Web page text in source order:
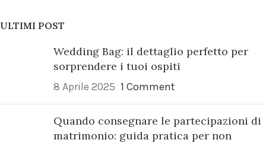
ULTIMI POST
Wedding Bag: il dettaglio perfetto per
sorprendere i tuoi ospiti
8 Aprile 2025 1 Comment
Quando consegnare le partecipazioni di
matrimonio: guida pratica per non